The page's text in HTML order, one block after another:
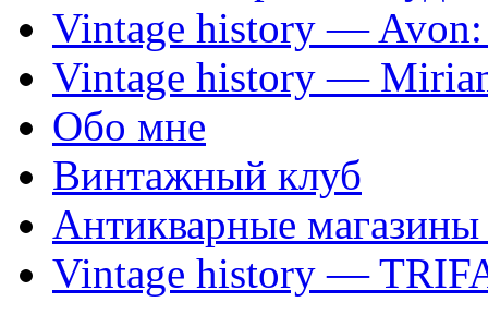
Vintage history —
Vintage history —
Обо мне
Винтажный клуб
Антикварные
Vintage history —